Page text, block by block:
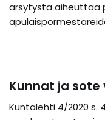
ärsytystä aiheuttaa
Kunnat ja
Kuntalehti 4/2020 s.